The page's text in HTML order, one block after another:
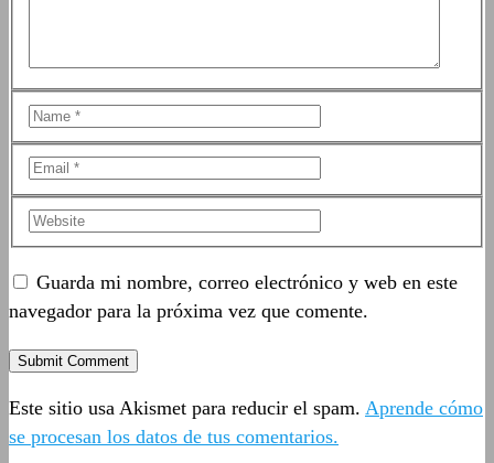
Guarda mi nombre, correo electrónico y web en este
navegador para la próxima vez que comente.
Este sitio usa Akismet para reducir el spam. Aprende cómo
se procesan los datos de tus comentarios.